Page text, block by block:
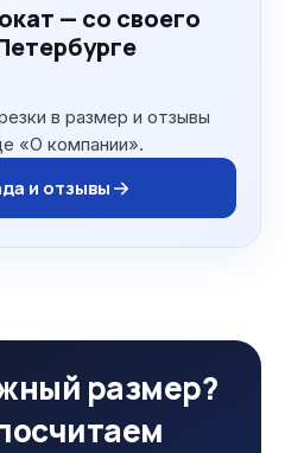
— со своего
в размер и отзывы
«О компании».
и отзывы
размер?